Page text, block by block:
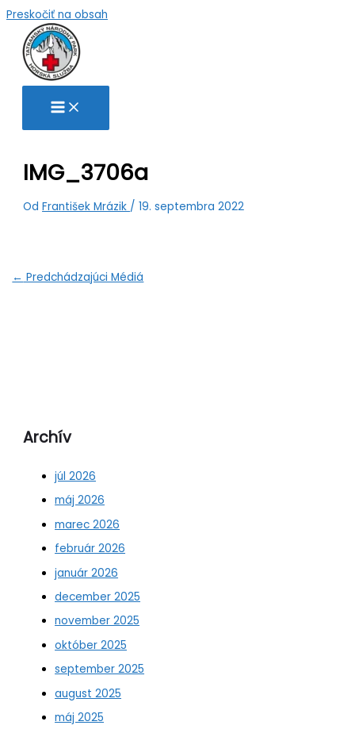
Preskočiť na obsah
IMG_3706a
Od František Mrázik /19. septembra 2022
← Predchádzajúci Médiá
Archív
júl 2026
máj 2026
marec 2026
február 2026
január 2026
december 2025
november 2025
október 2025
september 2025
august 2025
máj 2025